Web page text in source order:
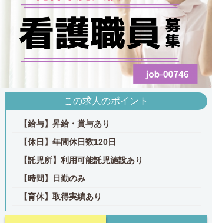
この求人のポイント
【給与】昇給・賞与あり
【休日】年間休日数120日
【託児所】利用可能託児施設あり
【時間】日勤のみ
【育休】取得実績あり